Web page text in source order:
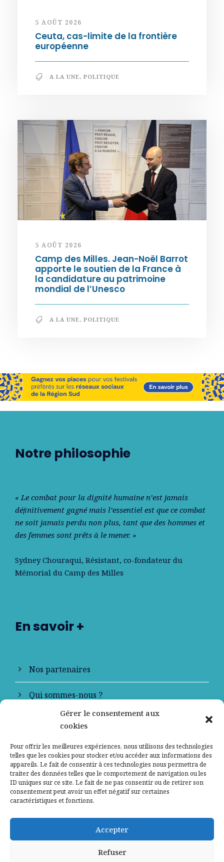
Gérer le consentement aux
cookies
Pour offrir les meilleures expériences, nous utilisons des technologies
telles que les cookies pour stocker et/ou accéder aux informations des
appareils. Le fait de consentir à ces technologies nous permettra de
traiter des données telles que le comportement de navigation ou les
ID uniques sur ce site. Le fait de ne pas consentir ou de retirer son
consentement peut avoir un effet négatif sur certaines
caractéristiques et fonctions.
Accepter
Refuser
5 AOÛT 2026
Ceuta, cas-limite de la frontière
européenne
A LA UNE, POLITIQUE
5 AOÛT 2026
Camp des Milles. Jean-Noël Barrot
apporte le soutien de la France à
la candidature au patrimoine
mondial de l’Unesco
A LA UNE, POLITIQUE
Notre philosophie
« Le combat pour la dignité humaine n’est jamais
déﬁnitivement gagné mais l’essentiel est que ce combat
ne soit jamais perdu non plus, tant que des hommes et
des femmes sont prêts à le mener. »
Sydney Chouraqui, Résistant, co-fondateur du
Mémorial du Camp des Milles
En savoir +
Nos partenaires
Qui sommes-nous ?
Contactez-nous
Mentions légales
Politique de confidentialité